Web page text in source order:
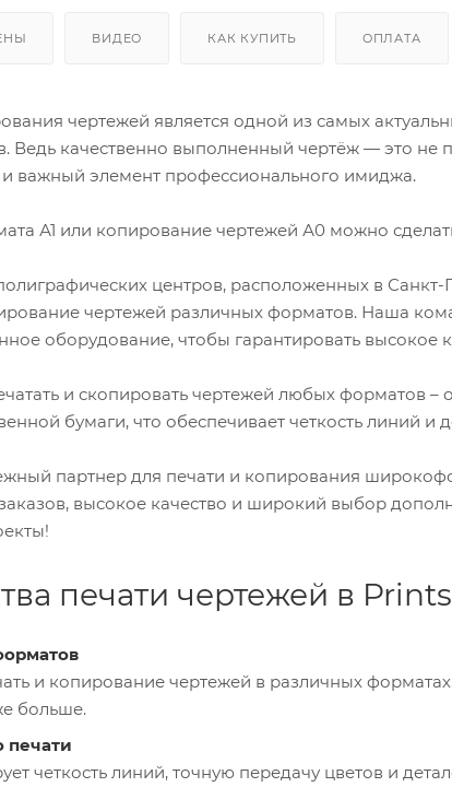
ВИДЕО КАК КУПИТЬ ОПЛАТА
чертежей является одной из самых
Ведь качественно выполненный чертёж — это
важный элемент профессионального имиджа.
А1 или копирование чертежей А0 можно
центров, расположенных в
чертежей различных форматов. Наша
оборудование, чтобы гарантировать высокое
и скопировать чертежей любых форматов
бумаги, что обеспечивает четкость линий и
партнер для печати и копирования
высокое качество и широкий выбор
печати чертежей в
и копирование чертежей в различных
больше.
печати
четкость линий, точную передачу цветов и